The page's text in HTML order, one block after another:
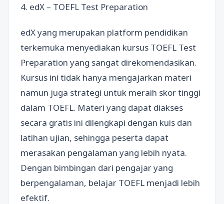
4. edX – TOEFL Test Preparation
edX yang merupakan platform pendidikan
terkemuka menyediakan kursus TOEFL Test
Preparation yang sangat direkomendasikan.
Kursus ini tidak hanya mengajarkan materi
namun juga strategi untuk meraih skor tinggi
dalam TOEFL. Materi yang dapat diakses
secara gratis ini dilengkapi dengan kuis dan
latihan ujian, sehingga peserta dapat
merasakan pengalaman yang lebih nyata.
Dengan bimbingan dari pengajar yang
berpengalaman, belajar TOEFL menjadi lebih
efektif.